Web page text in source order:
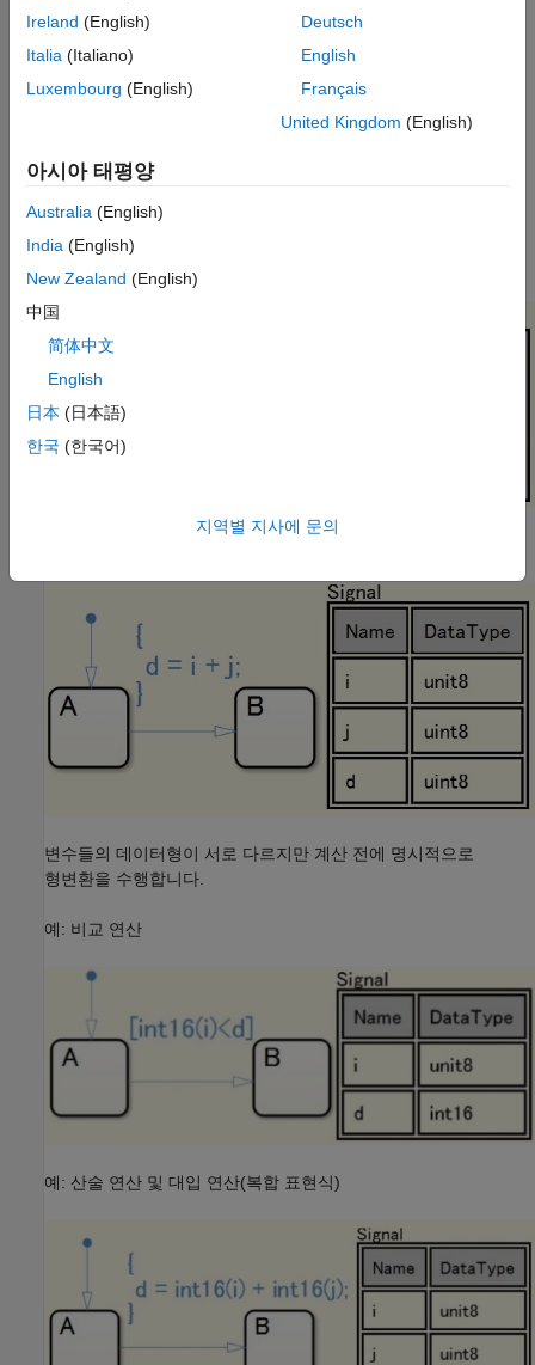
함수 호출 시 실제 인수(actual argument)와 형식 인수(formal
argument)의 데이터형은 동일해야 합니다.
예제 — 올바름
변수들이 계산에 동일한 데이터형을 사용합니다.
변수들의 데이터형이 서로 다르지만 계산 전에 명시적으로
형변환을 수행합니다.
예: 비교 연산
예: 산술 연산 및 대입 연산(복합 표현식)
Ireland (English)
Italia (Italiano)
Luxembourg (English)
Deutsch
English
Français
United Kingdom (English)
아시아 태평양
Australia (English)
India (English)
New Zealand (English)
中国
简体中文
English
日本 (日本語)
한국 (한국어)
지역별 지사에 문의